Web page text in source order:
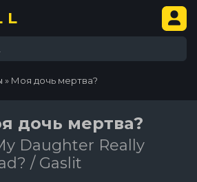
» Моя дочь мертва?
дочь мертва?
Daughter Really
/ Gaslit